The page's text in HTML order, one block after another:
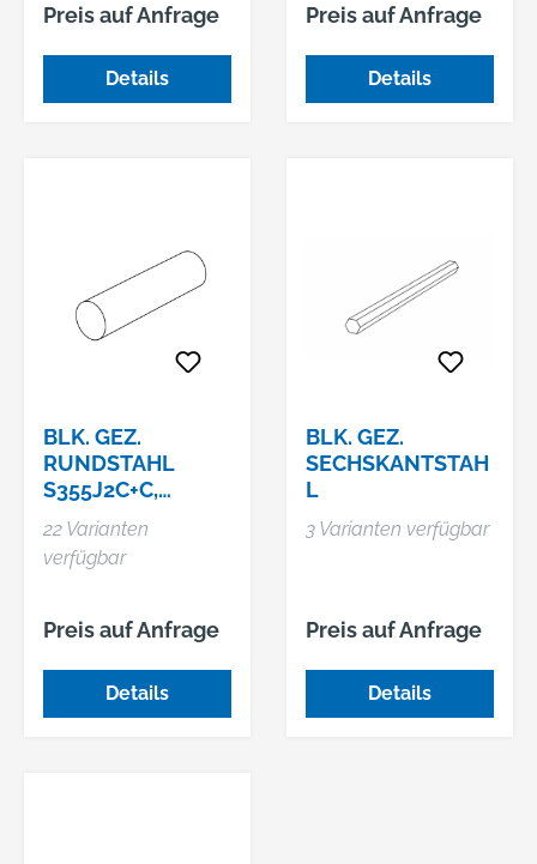
Preis auf Anfrage
Details
Preis auf Anfrage
Details
BLK. GEZ.
RUNDSTAHL
S355J2C+C,
BLANK
22 Varianten
verfügbar
Preis auf Anfrage
Details
BLK. GEZ.
SECHSKANTSTAH
L
3 Varianten verfügbar
Preis auf Anfrage
Details